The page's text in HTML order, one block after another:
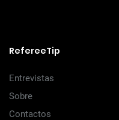
RefereeTip
Entrevistas
Sobre
Contactos